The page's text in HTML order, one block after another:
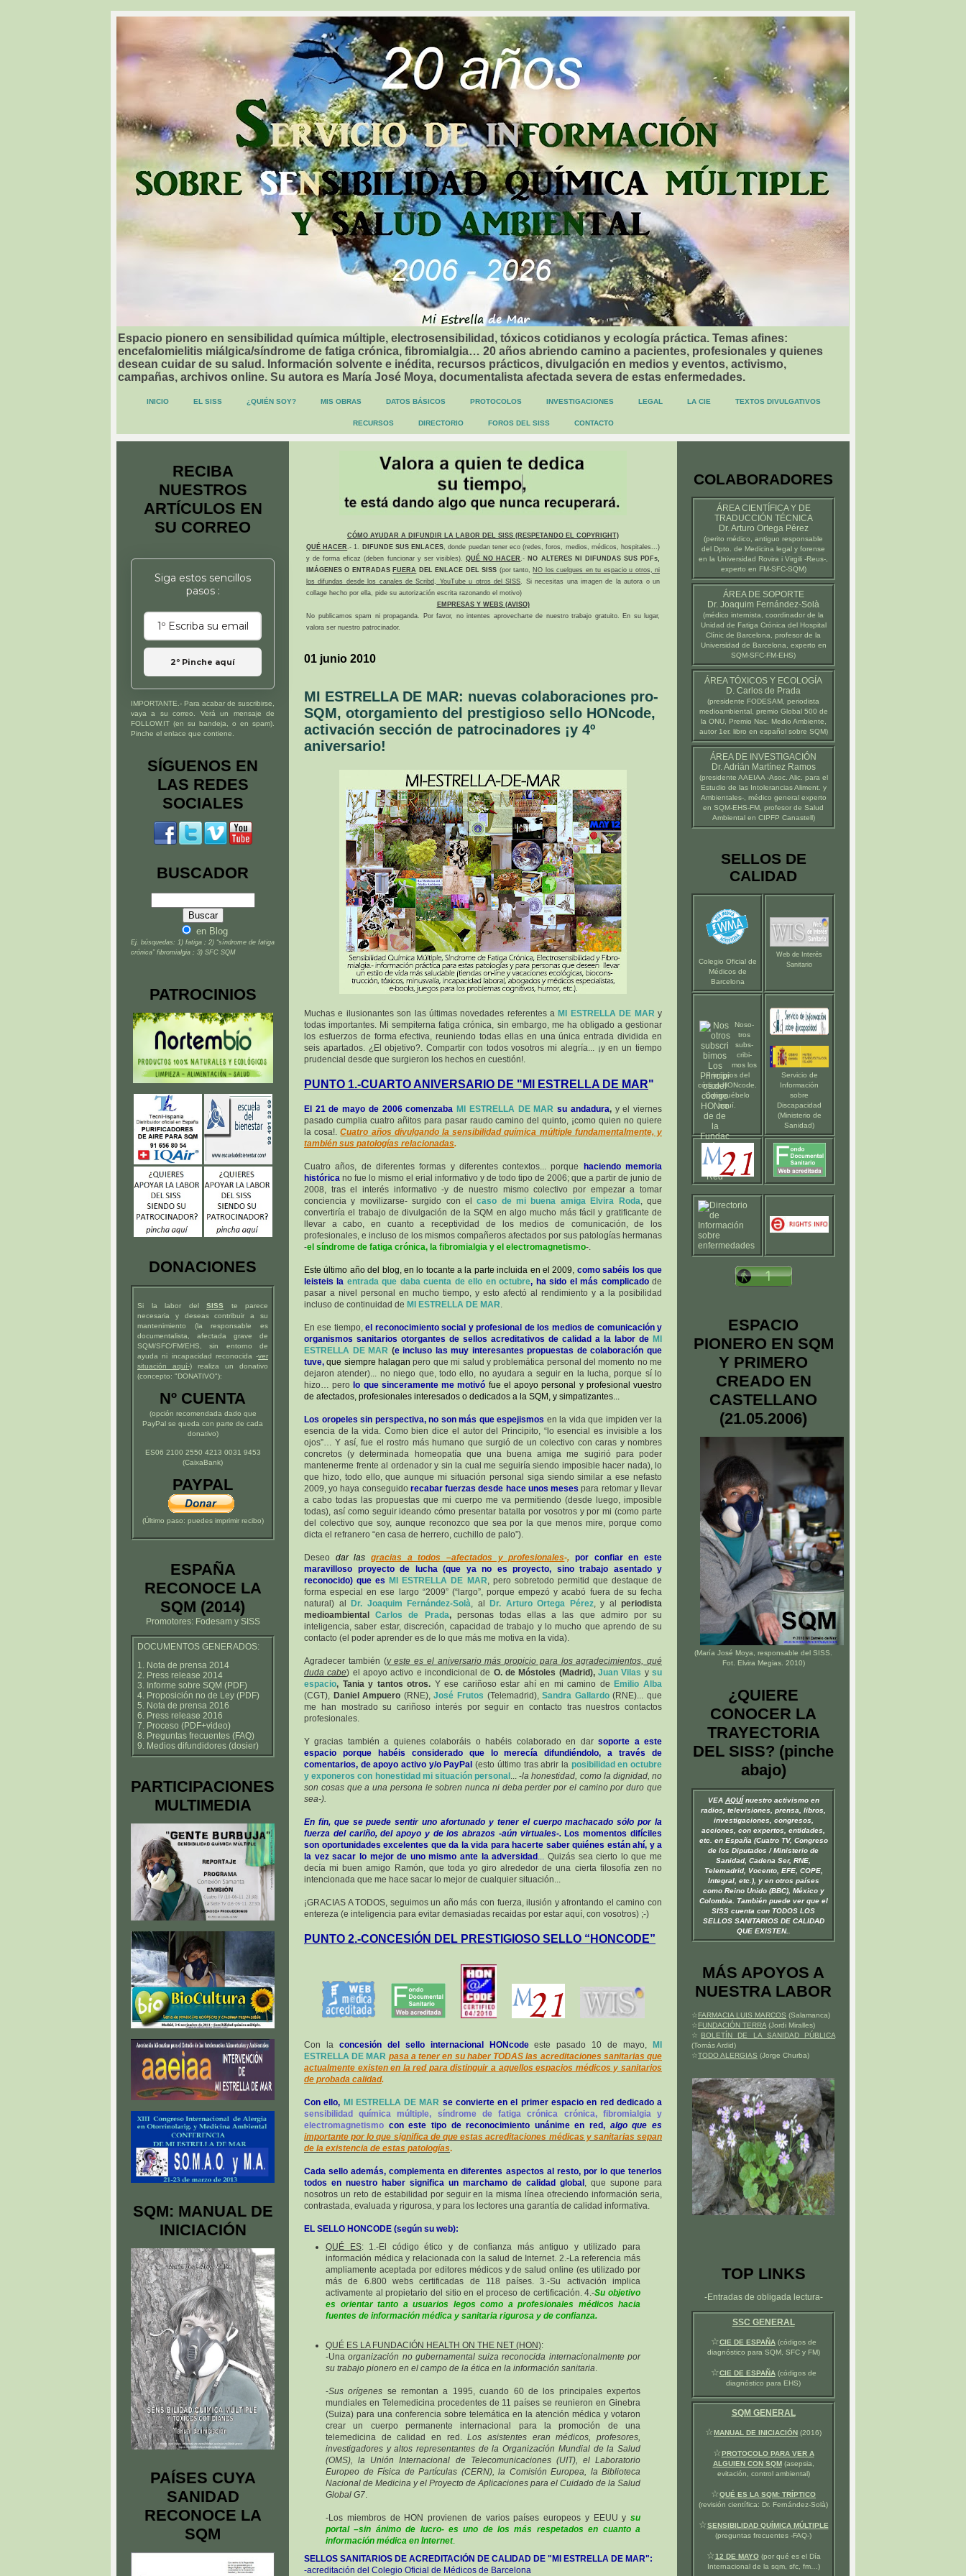
Espacio pionero en sensibilidad química múltiple, electrosensibilidad, tóxicos cotidianos y ecología práctica. Temas afines:
encefalomielitis miálgica/síndrome de fatiga crónica, fibromialgia… 20 años abriendo camino a pacientes, profesionales y quienes
desean cuidar de su salud. Información solvente e inédita, recursos prácticos, divulgación en medios y eventos, activismo,
campañas, archivos online. Su autora es María José Moya, documentalista afectada severa de estas enfermedades.
INICIO EL SISS ¿QUIÉN SOY? MIS OBRAS DATOS BÁSICOS PROTOCOLOS INVESTIGACIONES LEGAL LA CIE TEXTOS DIVULGATIVOS
RECURSOS DIRECTORIO FOROS DEL SISS CONTACTO
CÓMO AYUDAR A DIFUNDIR LA LABOR DEL SISS (RESPETANDO EL COPYRIGHT)
QUÉ HACER.- 1. DIFUNDE SUS ENLACES, donde puedan tener eco (redes, foros, medios, médicos, hospitales...)
y de forma eficaz (deben funcionar y ser visibles).QUÉ NO HACER.- NO ALTERES NI DIFUNDAS SUS PDFs,
IMÁGENES O ENTRADAS FUERA DEL ENLACE DEL SISS (por tanto, NO los cuelgues en tu espacio u otros, ni
los difundas desde los canales de Scribd, YouTube u otros del SISS. Si necesitas una imagen de la autora o un
collage hecho por ella, pide su autorización escrita razonando el motivo)
EMPRESAS Y WEBS (AVISO)
No publicamos spam ni propaganda. Por favor, no intentes aprovecharte de nuestro trabajo gratuito. En su lugar,
valora ser nuestro patrocinador.
01 junio 2010
MI ESTRELLA DE MAR: nuevas colaboraciones pro-
SQM, otorgamiento del prestigioso sello HONcode,
activación sección de patrocinadores ¡y 4º
aniversario!
Muchas e ilusionantes son las últimas novedades referentes a MI ESTRELLA DE MAR y
todas importantes. Mi sempiterna fatiga crónica, sin embargo, me ha obligado a gestionar
los esfuerzos de forma efectiva, reuniendo todas ellas en una única entrada dividida en
seis apartados. ¿El objetivo?. Compartir con todos vosotros mi alegría... ¡y en un tiempo
prudencial desde que surgieron los hechos en cuestión!.
PUNTO 1.-CUARTO ANIVERSARIO DE "MI ESTRELLA DE MAR"
El 21 de mayo de 2006 comenzaba MI ESTRELLA DE MAR su andadura,y el viernes
pasado cumplia cuatro añitos para pasar raudo camino del quinto, ¡como quien no quiere
la cosa!.Cuatro años divulgando la sensibilidad química múltiple fundamentalmente, y
también sus patologías relacionadas.
Cuatro años, de diferentes formas y diferentes contextos... porque
haciendo memoria
histórica no fue lo mismo el erial informativo y de todo tipo de 2006; que a partir de junio de
2008, tras el interés informativo -y de nuestro mismo colectivo por empezar a tomar
conciencia y movilizarse- surgido con elcaso de mi buena amiga Elvira Roda, que
convertiría el trabajo de divulgación de la SQM en algo mucho más fácil y gratificante de
llevar a cabo, en cuanto a receptividad de los medios de comunicación, de los
profesionales, e incluso de los mismos compañeros afectados por sus patologías hermanas
-el síndrome de fatiga crónica, la fibromialgia y el electromagnetismo-.
Este último año del blog, en lo tocante a la parte incluida en el 2009, como sabéis los que
leisteis la entrada que daba cuenta de ello en octubre, ha sido el más complicadode
pasar a nivel personal en mucho tiempo, y esto afectó al rendimiento y a la posibilidad
incluso de continuidad de MI ESTRELLA DE MAR.
En ese tiempo,el reconocimiento social y profesional de los medios de comunicación y
organismos sanitarios otorgantes de sellos acreditativos de calidad a la labor de MI
ESTRELLA DE MAR (e incluso las muy interesantes propuestas de colaboración que
tuve, que siempre halagan pero que mi salud y problemática personal del momento no me
dejaron atender)... no niego que, todo ello, no ayudara a seguir en la lucha, porque sí lo
hizo… pero lo que sinceramente me motivó fue el apoyo personal y profesional vuestro
de afectados, profesionales interesados o dedicados a la SQM, y simpatizantes...
Los oropeles sin perspectiva, no son más que espejismos en la vida que impiden ver la
esencia de la vida. Como bien dice el autor del Principito, “lo esencial es invisible a los
ojos”… Y así, fue el rostro más humano que surgió de un colectivo con caras y nombres
concretos (y determinada homeopatía que una buena amiga me sugirió para poder
mantenerme frente al ordenador y sin la cual me seguiría siendo imposible hacer nada), lo
que hizo, todo ello, que aunque mi situación personal siga siendo similar a ese nefasto
2009, yo haya conseguido recabar fuerzas desde hace unos meses para retomar y llevar
a cabo todas las propuestas que mi cuerpo me va permitiendo (desde luego, imposible
todas), así como seguir ideando cómo presentar batalla por vosotros y por mi (como parte
del colectivo que soy, aunque reconozco que sea por la que menos mire, porque como
dicta el refranero “en casa de herrero, cuchillo de palo”).
Deseo dar las gracias a todos –afectados y profesionales-, por confiar en este
maravilloso proyecto de lucha (que ya no es proyecto, sino trabajo asentado y
reconocido) que es MI ESTRELLA DE MAR, pero sobretodo permitid que destaque de
forma especial en ese largo “2009” (“largo”, porque empezó y acabó fuera de su fecha
natural) al
Dr. Joaquim Fernández-Solà, al Dr. Arturo Ortega Pérez, y al
periodista
medioambientalCarlos de Prada,personas todas ellas a las que admiro por su
inteligencia, saber estar, discreción, capacidad de trabajo y lo mucho que aprendo de su
contacto (el poder aprender es de lo que más me motiva en la vida).
Agradecer también (y este es el aniversario más propicio para los agradecimientos, qué
duda cabe) el apoyo activo e incondicional de O. de Móstoles (Madrid),Juan Vilas ysu
espacio, Tania y tantos otros. Y ese cariñoso estar ahí en mi camino de Emilio Alba
(CGT), Daniel Ampuero (RNE),José Frutos (Telemadrid),Sandra Gallardo(RNE)... que
me han mostrado su cariñoso interés por seguir en contacto tras nuestros contactos
profesionales.
Y gracias también a quienes colaboráis o habéis colaborado en darsoporte a este
espacio porque habéis considerado que lo merecía difundiéndolo, a través de
comentarios, de apoyo activo y/o PayPal (esto último tras abrir la posibilidad en octubre
y exponeros con honestidad mi situación personal ... -la honestidad, como la dignidad, no
son cosas que a una persona le sobren nunca ni deba perder por el camino por duro que
sea-).
En fin, que se puede sentir uno afortunado y tener el cuerpo machacado sólo por la
fuerza del cariño, del apoyo y de los abrazos -aún virtuales-. Los momentos difíciles
son oportunidades excelentes que da la vida para hacerte saber quiénes están ahí, y a
la vez sacar lo mejor de uno mismo ante la adversidad ... Quizás sea cierto lo que me
decía mi buen amigo Ramón, que toda yo giro alrededor de una cierta filosofía zen no
intencionada que me hace sacar lo mejor de cualquier situación...
¡GRACIAS A TODOS, seguimos un año más con fuerza, ilusión y afrontando el camino con
entereza (e inteligencia para evitar demasiadas recaidas por estar aquí, con vosotros) ;-)
PUNTO 2.-CONCESIÓN DEL PRESTIGIOSO SELLO “HONCODE”
Con la concesión del sello internacional HONcodeeste pasado 10 de mayo,
MI
ESTRELLA DE MAR pasa a tener en su haber TODAS las acreditaciones sanitarias que
actualmente existen en la red para distinguir a aquellos espacios médicos y sanitarios
de probada calidad.
Con ello, MI ESTRELLA DE MAR se convierte en el primer espacio en red dedicado a
sensibilidad química múltiple, síndrome de fatiga crónica crónica, fibromialgia y
electromagnetismo con este tipo de reconocimiento unánime en red, algo que es
importante por lo que significa de que estas acreditaciones médicas y sanitarias sepan
de la existencia de estas patologías.
Cada sello además, complementa en diferentes aspectos al resto, por lo que tenerlos
todos en nuestro haber significa un marchamo de calidad global , que supone para
nosotros un reto de estabilidad por seguir en la misma línea ofreciendo información seria,
contrastada, evaluada y rigurosa, y para los lectores una garantía de calidad informativa.
EL SELLO HONCODE (según su web):
QUÉ ES: 1.-El código ético y de confianza más antiguo y utilizado para
información médica y relacionada con la salud de Internet. 2.-La referencia más
ampliamente aceptada por editores médicos y de salud online (es utilizado por
más de 6.800 webs certificadas de 118 países. 3.-Su activación implica
activamente al propietario del sitio en el proceso de certificación. 4.-Su objetivo
es orientar tanto a usuarios legos como a profesionales médicos hacia
fuentes de información médica y sanitaria rigurosa y de confianza.
QUÉ ES LA FUNDACIÓN HEALTH ON THE NET (HON):
-Unaorganización no gubernamental suiza reconocida internacionalmente por
su trabajo pionero en el campo de la ética en la información sanitaria.
-Sus orígenes se remontan a 1995, cuando 60 de los principales expertos
mundiales en Telemedicina procedentes de 11 países se reunieron en Ginebra
(Suiza) para una conferencia sobre telemática en la atención médica y votaron
crear un cuerpo permanente internacional para la promoción de una
telemedicina de calidad en red.Los asistentes eran médicos, profesores,
investigadores y altos representantes de la Organización Mundial de la Salud
(OMS), la Unión Internacional de Telecomunicaciones (UIT), el Laboratorio
Europeo de Física de Partículas (CERN), la Comisión Europea, la Biblioteca
Nacional de Medicina y el Proyecto de Aplicaciones para el Cuidado de la Salud
Global G7.
-Los miembros de HON provienen de varios países europeos y EEUU y su
portal –sin ánimo de lucro- es uno de los más respetados en cuanto a
información médica en Internet.
SELLOS SANITARIOS DE ACREDITACIÓN DE CALIDAD DE "MI ESTRELLA DE MAR":
-acreditación del Colegio Oficial de Médicos de Barcelona
RECIBA
NUESTROS
ARTÍCULOS EN
SU CORREO
Siga estos sencillos
pasos :
2º Pinche aquí
IMPORTANTE.- Para acabar de suscribirse,
vaya a su correo. Verá un mensaje de
FOLLOW.IT (en su bandeja, o en spam).
Pinche el enlace que contiene.
SÍGUENOS EN
LAS REDES
SOCIALES
BUSCADOR
en Blog
Ej. búsquedas: 1) fatiga ; 2) “síndrome de fatiga
crónica” fibromialgia ; 3) SFC SQM
PATROCINIOS
DONACIONES
Si la labor del SISS te parece
necesaria y deseas contribuir a su
mantenimiento (la responsable es
documentalista, afectada grave de
SQM/SFC/FM/EHS, sin entorno de
ayuda ni incapacidad reconocida -ver
situación aquí-) realiza un donativo
(concepto: "DONATIVO"):
Nº CUENTA
(opción recomendada dado que
PayPal se queda con parte de cada
donativo)
ES06 2100 2550 4213 0031 9453
(CaixaBank)
PAYPAL
(Último paso: puedes imprimir recibo)
ESPAÑA
RECONOCE LA
SQM (2014)
Promotores: Fodesam y SISS
DOCUMENTOS GENERADOS:
1. Nota de prensa 2014
2. Press release 2014
3. Informe sobre SQM (PDF)
4. Proposición no de Ley (PDF)
5. Nota de prensa 2016
6. Press release 2016
7. Proceso (PDF+video)
8. Preguntas frecuentes (FAQ)
9. Medios difundidores (dosier)
PARTICIPACIONES
MULTIMEDIA
SQM: MANUAL DE
INICIACIÓN
PAÍSES CUYA
SANIDAD
RECONOCE LA
SQM
COLABORADORES
ÁREA CIENTÍFICA Y DE
TRADUCCIÓN TÉCNICA
Dr. Arturo Ortega Pérez
(perito médico , antiguo responsable
del Dpto. de Medicina legal y forense
en la Universidad Rovira i Virgili -Reus-
experto en FM-SFC-SQM)
ÁREA DE SOPORTE
Dr. Joaquim Fernández-Solà
(médico internista, coordinador de la
Unidad de Fatiga Crónica del Hospital
Clínic de Barcelona , profesor de la
Universidad de Barcelona , experto en
SQM-SFC-FM-EHS)
ÁREA TÓXICOS Y ECOLOGÍA
D. Carlos de Prada
(presidente FODESAM , periodista
medioambiental, premio Global 500 de
la ONU, Premio Nac. Medio Ambiente,
autor 1er. libro en español sobre SQM)
ÁREA DE INVESTIGACIÓN
Dr. Adrián Martínez Ramos
(presidente AAEIAA-Asoc. Alic. para el
Estudio de las Intolerancias Aliment. y
Ambientales-, médico general experto
en SQM-EHS-FM, profesor de Salud
Ambiental en CIPFP Canastell)
SELLOS DE
CALIDAD
Colegio Oficial de
Médicos de
Barcelona
Web de Interés
Sanitario
Noso-
tros
subs-
cribi-
mos los
Principios del
código HONcode
Compruébelo
aquí
Servicio de
Información
sobre
Discapacidad
(Ministerio de
Sanidad)
ESPACIO
PIONERO EN SQM
Y PRIMERO
CREADO EN
CASTELLANO
(21.05.2006)
(María José Moya, responsable del SISS
Fot. Elvira Megias. 2010)
¿QUIERE
CONOCER LA
TRAYECTORIA
DEL SISS? (pinche
abajo)
VEA AQUÍnuestro activismo en
radios, televisiones, prensa, libros,
investigaciones, congresos,
acciones, con expertos, entidades,
etc. en España (Cuatro TV, Congreso
de los Diputados / Ministerio de
Sanidad, Cadena Ser, RNE,
Telemadrid, Vocento, EFE, COPE,
Integral, etc.), y en otros países
como Reino Unido (BBC), México y
Colombia. También puede ver que el
SISS cuenta con TODOS LOS
SELLOS SANITARIOS DE CALIDAD
QUE EXISTEN.
MÁS APOYOS A
NUESTRA LABOR
☆FARMACIA LUIS MARCOS (Salamanca)
☆FUNDACIÓN TERRA (Jordi Miralles)
☆ BOLETÍN DE LA SANIDAD PÚBLICA
(Tomás Ardid)
☆TODO ALERGIAS (Jorge Churba)
TOP LINKS
-Entradas de obligada lectura-
SSC GENERAL
☆CIE DE ESPAÑA(códigos de
diagnóstico para SQM, SFC y FM)
☆CIE DE ESPAÑA(códigos de
diagnóstico para EHS)
SQM GENERAL
☆MANUAL DE INICIACIÓN (2016)
☆PROTOCOLO PARA VER A
ALGUIEN CON SQM(asepsia,
evitación, control ambiental)
☆QUÉ ES LA SQM: TRÍPTICO
(revisión científica: Dr. Fernández-Solà)
☆SENSIBILIDAD QUÍMICA MÚLTIPLE
(preguntas frecuentes -FAQ-)
☆12 DE MAYO(por qué es el Día
Internacional de la sqm, sfc, fm…)